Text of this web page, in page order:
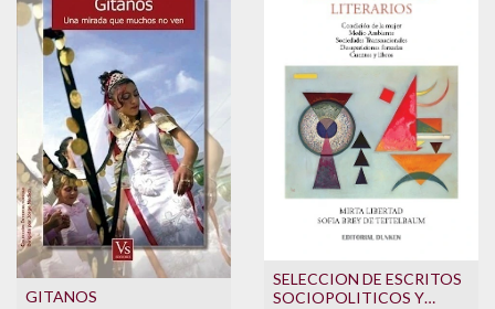
GITANOS
SELECCION DE ESCRITOS
SOCIOPOLITICOS Y